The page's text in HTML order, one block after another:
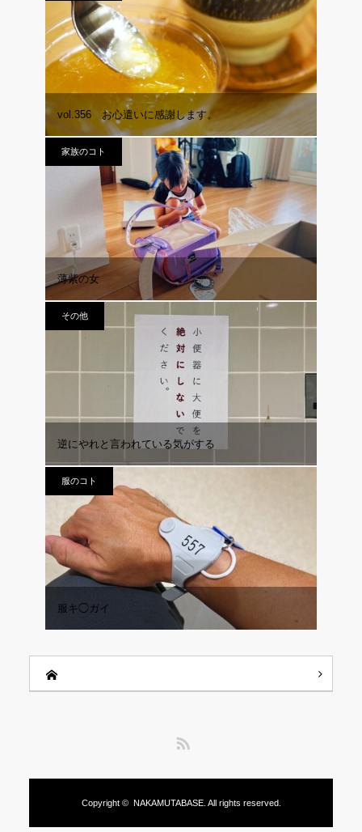
vol.356 お心遣いに感謝します。
家族のコト
薄紫の女
その他
逆にやれと言われている気がする
服のコト
服キ◯ガイ
Copyright © NAKAMUTABASE. All rights reserved.